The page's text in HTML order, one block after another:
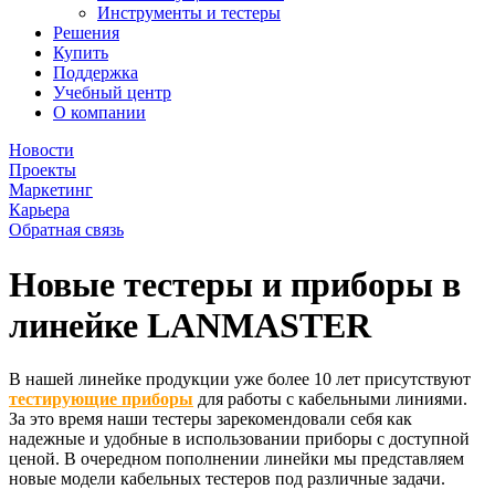
Инструменты и тестеры
Решения
Купить
Поддержка
Учебный центр
О компании
Новости
Проекты
Маркетинг
Карьера
Обратная связь
Новые тестеры и приборы в
линейке LANMASTER
В нашей линейке продукции уже более 10 лет присутствуют
тестирующие приборы для работы с кабельными линиями.
За это время наши тестеры зарекомендовали себя как
надежные и удобные в использовании приборы с доступной
ценой. В очередном пополнении линейки мы представляем
новые модели кабельных тестеров под различные задачи.